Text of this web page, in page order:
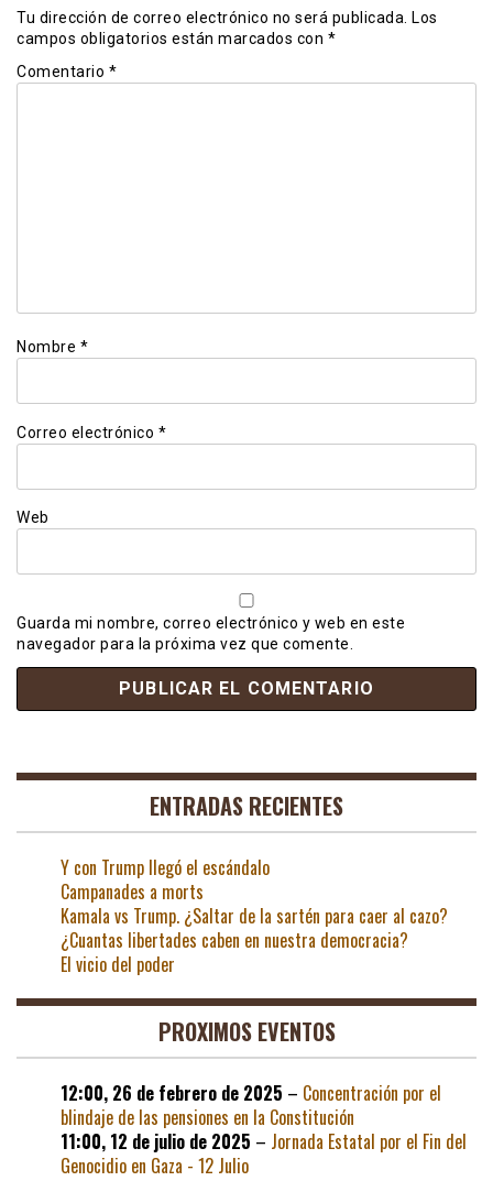
Tu dirección de correo electrónico no será publicada.
Los
campos obligatorios están marcados con *
Comentario *
Nombre *
Correo electrónico *
Web
Guarda mi nombre, correo electrónico y web en este
navegador para la próxima vez que comente.
ENTRADAS RECIENTES
Y con Trump llegó el escándalo
Campanades a morts
Kamala vs Trump. ¿Saltar de la sartén para caer al cazo?
¿Cuantas libertades caben en nuestra democracia?
El vicio del poder
PROXIMOS EVENTOS
12:00, 26 de febrero de 2025 – Concentración por el
blindaje de las pensiones en la Constitución
11:00, 12 de julio de 2025 – Jornada Estatal por el Fin del
Genocidio en Gaza - 12 Julio